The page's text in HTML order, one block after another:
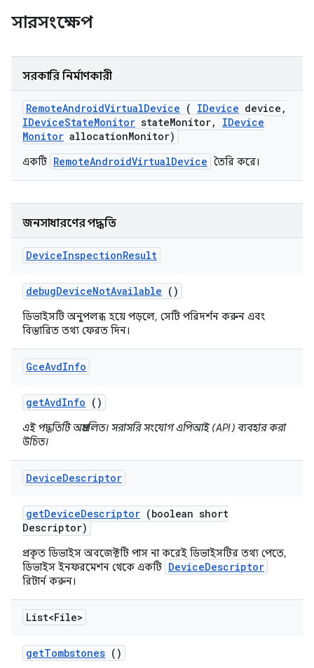
সারসংক্ষেপ
সরকারি নির্মাণকারী
RemoteAndroidVirtualDevice ( IDevice device ,
IDeviceStateMonitor stateMonitor,
IDevice
Monitor allocationMonitor)
একটি RemoteAndroidVirtualDevice তৈরি করে।
জনসাধারণের পদ্ধতি
DeviceInspectionResult
debugDeviceNotAvailable ()
ডিভাইসটি অনুপলব্ধ হয়ে পড়লে, সেটি পরিদর্শন করুন এবং
বিস্তারিত তথ্য ফেরত দিন।
GceAvdInfo
getAvdInfo ()
এই পদ্ধতিটি অপ্রচলিত। সরাসরি সংযোগ এপিআই (API) ব্যবহার করা
উচিত।
DeviceDescriptor
getDeviceDescriptor (boolean short
Descriptor)
প্রকৃত ডিভাইস অবজেক্টটি পাস না করেই ডিভাইসটির তথ্য পেতে,
ডিভাইস ইনফরমেশন থেকে একটি DeviceDescriptor
রিটার্ন করুন।
List<File>
getTombstones ()